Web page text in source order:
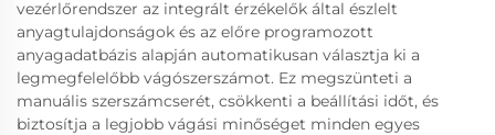
vezérlőrendszer az integrált érzékelők által észlelt
anyagtulajdonságok és az előre programozott
anyagadatbázis alapján automatikusan választja ki a
legmegfelelőbb vágószerszámot. Ez megszünteti a
manuális szerszámcserét, csökkenti a beállítási időt, és
biztosítja a legjobb vágási minőséget minden egyes